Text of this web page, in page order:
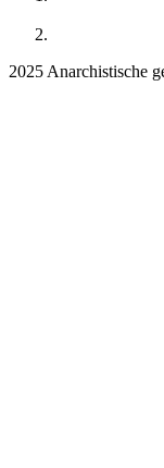
2025 Anarchistische